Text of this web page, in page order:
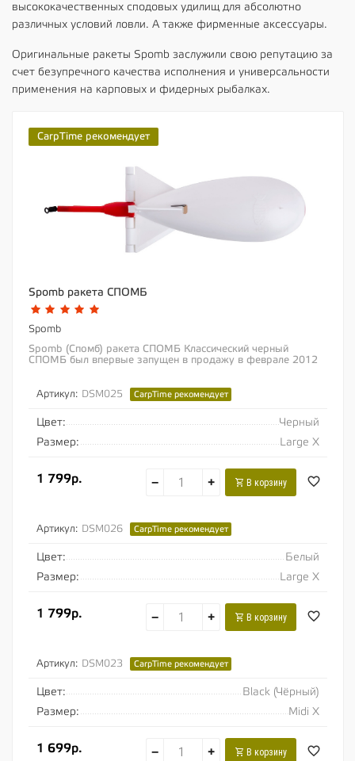
высококачественных сподовых удилищ для абсолютно
различных условий ловли. А также фирменные аксессуары.
Оригинальные ракеты Spomb заслужили свою репутацию за
счет безупречного качества исполнения и универсальности
применения на карповых и фидерных рыбалках.
CarpTime рекомендует
Spomb ракета СПОМБ
Spomb
Spomb (Спомб) ракета СПОМБ Классический черный
СПОМБ был впервые запущен в продажу в феврале 2012
Артикул: DSM025 CarpTime рекомендует
Цвет:
Черный
Размер:
Large X
1 799р. − + В корзину
Артикул: DSM026 CarpTime рекомендует
Цвет:
Белый
Размер:
Large X
1 799р. − + В корзину
Артикул: DSM023 CarpTime рекомендует
Цвет:
Black (Чёрный)
Размер:
Midi X
1 699р. − + В корзину